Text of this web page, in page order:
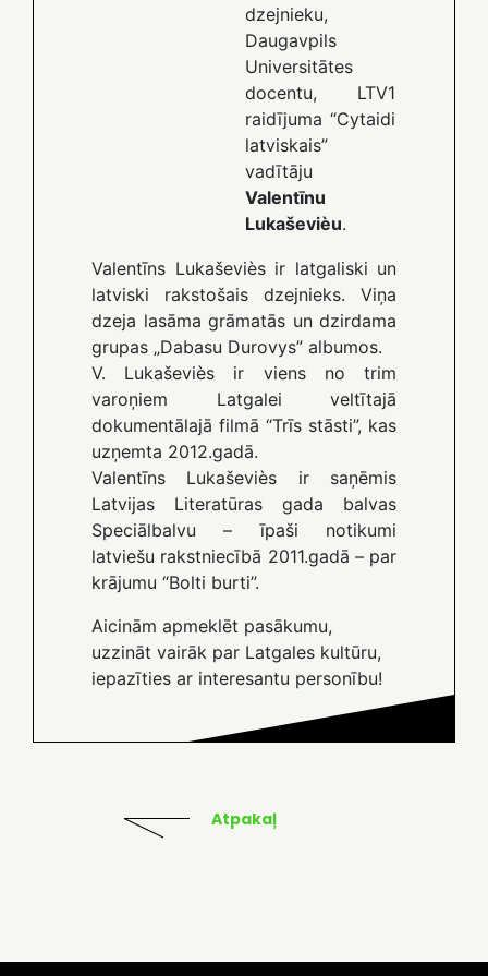
dzejnieku,
Daugavpils
Universitātes
docentu, LTV1
raidījuma “Cytaidi
latviskais”
vadītāju
Valentīnu
Lukaševièu.
Valentīns Lukaševiès ir latgaliski un
latviski rakstošais dzejnieks. Viņa
dzeja lasāma grāmatās un dzirdama
grupas „Dabasu Durovys” albumos.
V. Lukaševiès ir viens no trim
varoņiem Latgalei veltītajā
dokumentālajā filmā “Trīs stāsti”, kas
uzņemta 2012.gadā.
Valentīns Lukaševiès ir saņēmis
Latvijas Literatūras gada balvas
Speciālbalvu – īpaši notikumi
latviešu rakstniecībā 2011.gadā – par
krājumu “Bolti burti”.
Aicinām apmeklēt pasākumu,
uzzināt vairāk par Latgales kultūru,
iepazīties ar interesantu personību!
Atpakaļ